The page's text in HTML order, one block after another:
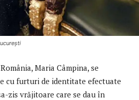
Maria Câmpina, se
cu furturi de identitate efectuate
zis vrăjitoare care se dau în